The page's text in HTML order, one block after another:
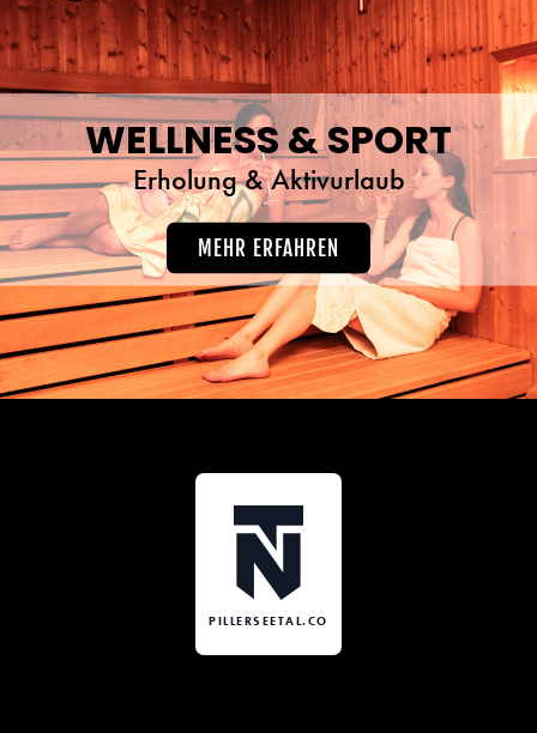
WELLNESS & SPORT
Erholung & Aktivurlaub
MEHR ERFAHREN
PILLERSEETAL.CO